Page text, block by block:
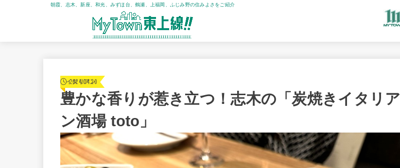
朝霞、志木、新座、和光、みずほ台、鶴瀬、上福岡、ふじみ野の住みよさをご紹介
イタリアン
2024.04.20
豊かな香りが惹き立つ！志木の「炭焼きイタリア
ン酒場 toto」